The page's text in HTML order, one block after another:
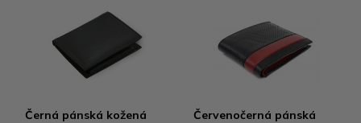
Černá pánská kožená
Červenočerná pánská